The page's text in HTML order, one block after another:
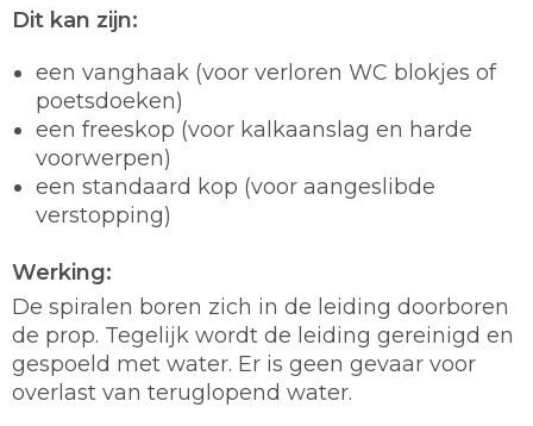
Dit kan zijn:
een vanghaak (voor verloren WC blokjes of
poetsdoeken)
een freeskop (voor kalkaanslag en harde
voorwerpen)
een standaard kop (voor aangeslibde
verstopping)
Werking:
De spiralen boren zich in de leiding doorboren
de prop. Tegelijk wordt de leiding gereinigd en
gespoeld met water. Er is geen gevaar voor
overlast van teruglopend water.